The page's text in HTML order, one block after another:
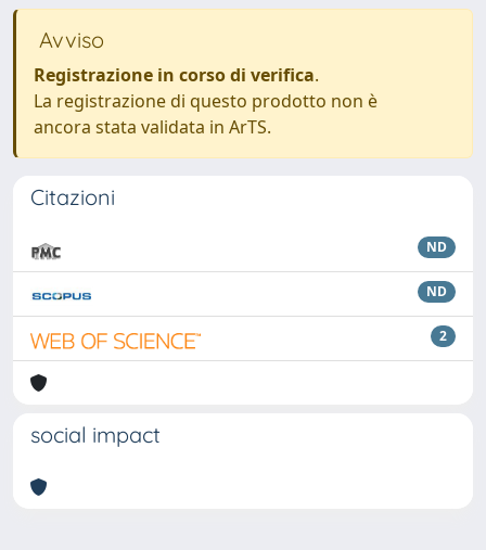
Avviso
Registrazione in corso di verifica.
La registrazione di questo prodotto non è
ancora stata validata in ArTS.
Citazioni
ND
ND
2
social impact